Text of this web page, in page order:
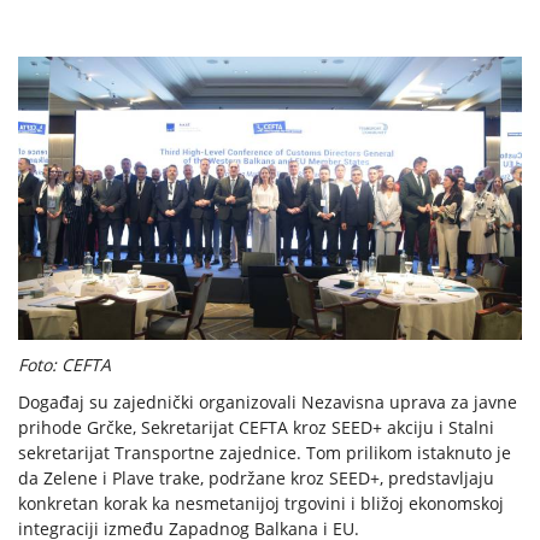
Foto: CEFTA
Događaj su zajednički organizovali Nezavisna uprava za javne
prihode Grčke, Sekretarijat CEFTA kroz SEED+ akciju i Stalni
sekretarijat Transportne zajednice. Tom prilikom istaknuto je
da Zelene i Plave trake, podržane kroz SEED+, predstavljaju
konkretan korak ka nesmetanijoj trgovini i bližoj ekonomskoj
integraciji između Zapadnog Balkana i EU.